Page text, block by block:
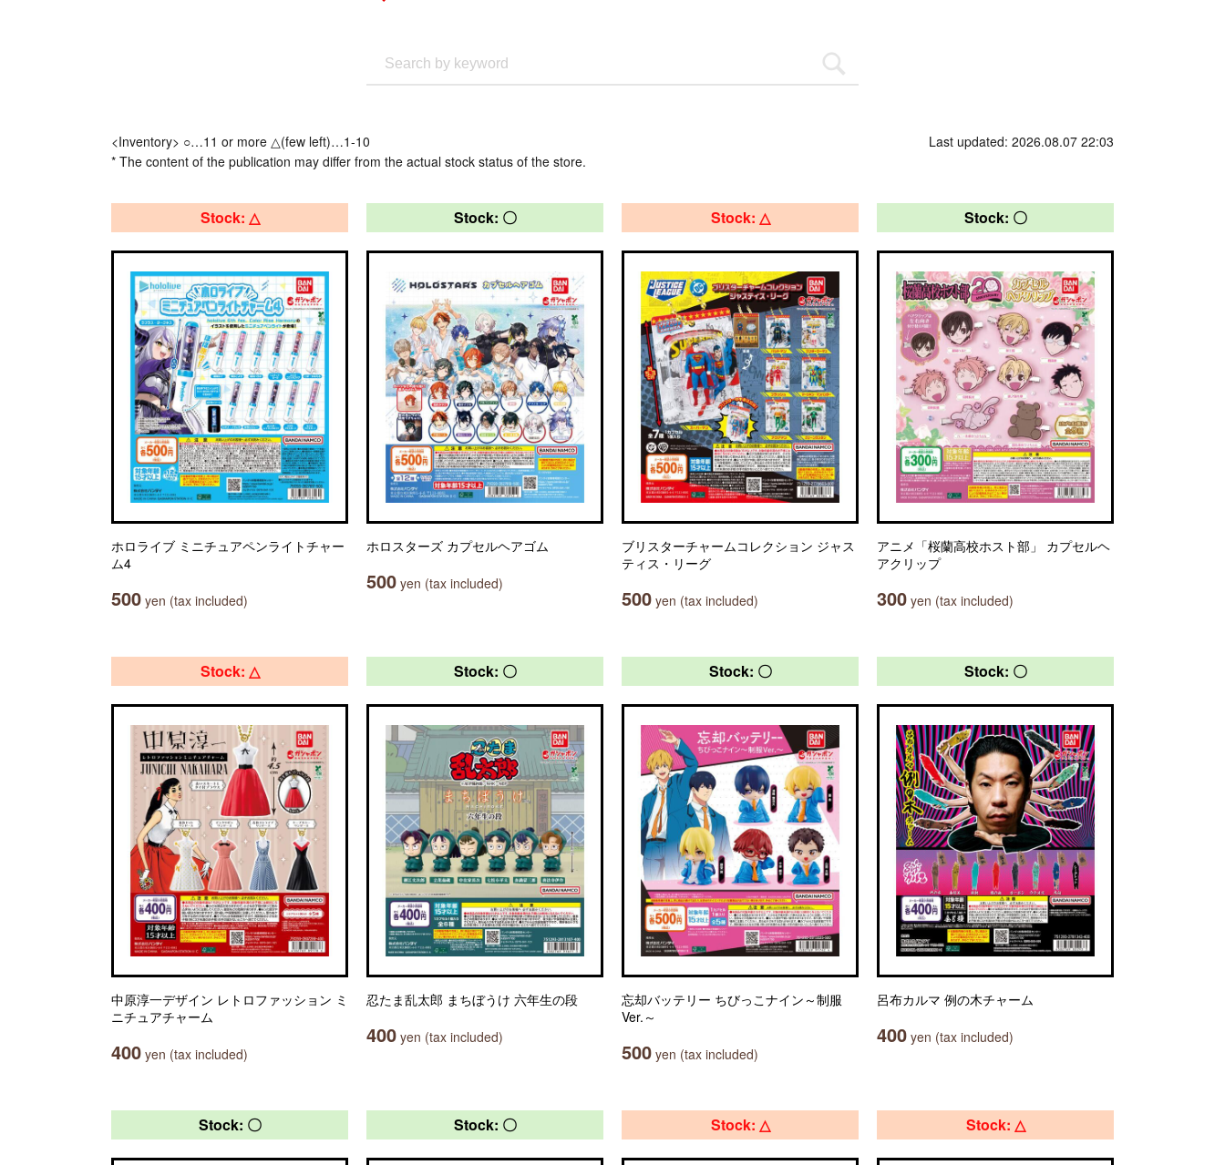
<Inventory> ○…11 or more △(few left)…1-10
* The content of the publication may differ from the actual stock status of the store.
Last updated: 2026.08.07 22:03
Stock: △
ホロライブ ミニチュアペンライトチャー
ム4
500 yen (tax included)
Stock: 〇
ホロスターズ カプセルヘアゴム
500 yen (tax included)
Stock: △
ブリスターチャームコレクション ジャス
ティス・リーグ
500 yen (tax included)
Stock: 〇
アニメ「桜蘭高校ホスト部」 カプセルヘ
アクリップ
300 yen (tax included)
Stock: △
中原淳一デザイン レトロファッション ミ
ニチュアチャーム
400 yen (tax included)
Stock: 〇
忍たま乱太郎 まちぼうけ 六年生の段
400 yen (tax included)
Stock: 〇
忘却バッテリー ちびっこナイン～制服
Ver.～
500 yen (tax included)
Stock: 〇
呂布カルマ 例の木チャーム
400 yen (tax included)
Stock: 〇 Stock: 〇 Stock: △ Stock: △